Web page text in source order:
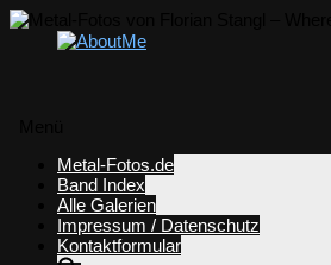
springen
Metal-Fotos.de
Band Index
Alle Galerien
Impressum / Datenschutz
Kontaktformular